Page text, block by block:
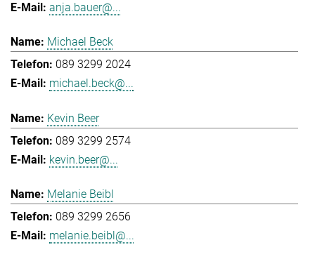
anja.bauer@...
Michael Beck
089 3299 2024
michael.beck@...
Kevin Beer
089 3299 2574
kevin.beer@...
Melanie Beibl
089 3299 2656
melanie.beibl@...